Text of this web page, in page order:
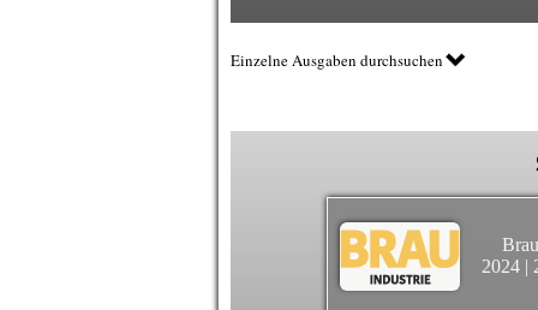
Einzelne Ausgaben durchsuchen
2024 |